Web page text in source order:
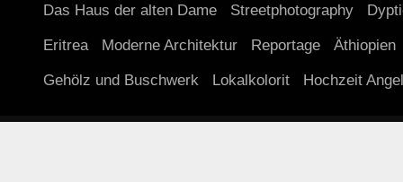
Das Haus der alten Dame Streetphotography
Eritrea Moderne Architektur Reportage Äthiopien
Gehölz und Buschwerk Lokalkolorit Hochzeit